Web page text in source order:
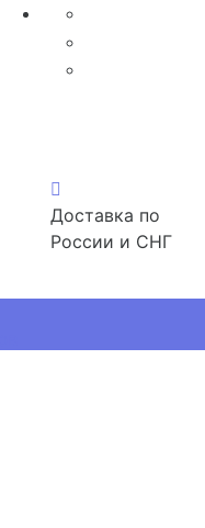
Доставка по
России и СНГ